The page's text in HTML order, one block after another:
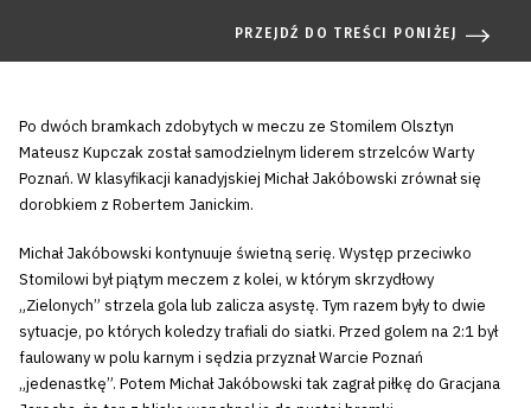
PRZEJDŹ DO TREŚCI PONIŻEJ
Po dwóch bramkach zdobytych w meczu ze Stomilem Olsztyn
Mateusz Kupczak został samodzielnym liderem strzelców Warty
Poznań. W klasyfikacji kanadyjskiej Michał Jakóbowski zrównał się
dorobkiem z Robertem Janickim.
Michał Jakóbowski kontynuuje świetną serię. Występ przeciwko
Stomilowi był piątym meczem z kolei, w którym skrzydłowy
„Zielonych” strzela gola lub zalicza asystę. Tym razem były to dwie
sytuacje, po których koledzy trafiali do siatki. Przed golem na 2:1 był
faulowany w polu karnym i sędzia przyznał Warcie Poznań
„jedenastkę”. Potem Michał Jakóbowski tak zagrał piłkę do Gracjana